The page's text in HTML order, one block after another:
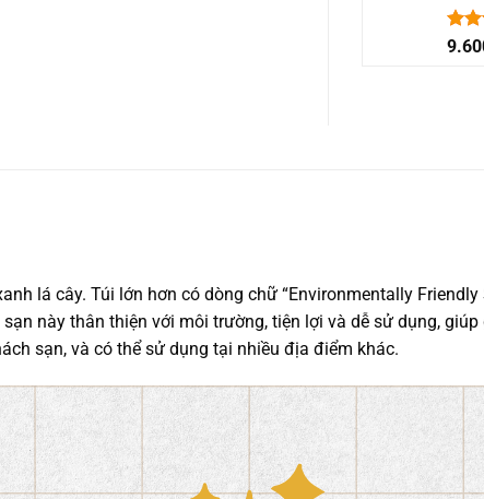
lá cây. Túi lớn hơn có dòng chữ “Environmentally
này thân thiện với môi trường, tiện lợi và dễ sử dụng,
sạn, và có thể sử dụng tại nhiều địa điểm khác.